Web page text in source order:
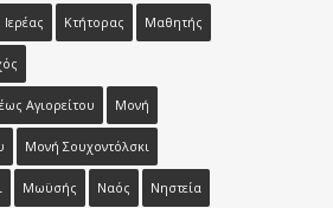
Ιερέας Κτήτορας Μαθητής
Αγιορείτου Μονή
Μονή Σουχοντόλσκι
Μωϋσής Ναός Νηστεία